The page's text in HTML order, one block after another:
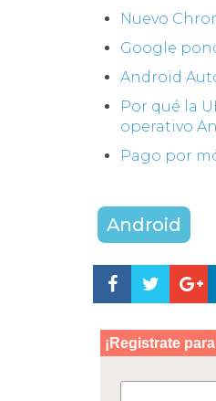
Nuevo
Google
Android
Por qué la
operativo
Pago por
Android